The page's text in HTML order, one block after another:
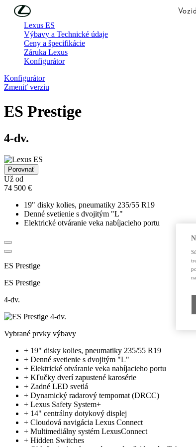
Skip to Main Content
Lexus ES
Výbavy a Technické údaje
Ceny a špecifikácie
Záruka Lexus
Konfigurátor
Konfigurátor
Zmeniť verziu
ES Prestige
4-dv.
Porovnať
Už od
74 500 €
19" disky kolies, pneumatiky 235/55 R19
Denné svetienie s dvojitým "L"
Elektrické otváranie veka nabíjacieho portu
ES Prestige
ES Prestige
4-dv.
Vybrané prvky výbavy
+ 19" disky kolies, pneumatiky 235/55 R19
+ Denné svetienie s dvojitým "L"
+ Elektrické otváranie veka nabíjacieho portu
+ Kľučky dverí zapustené karosérie
+ Zadné LED svetlá
+ Dynamický radarový tempomat (DRCC)
+ Lexus Safety System+
+ 14" centrálny dotykový displej
+ Cloudová navigácia Lexus Connect
+ Multimediálny systém LexusConnect
+ Hidden Switches